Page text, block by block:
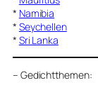
* Namibia
* Seychellen
* Sri Lanka
– Gedichtthemen: